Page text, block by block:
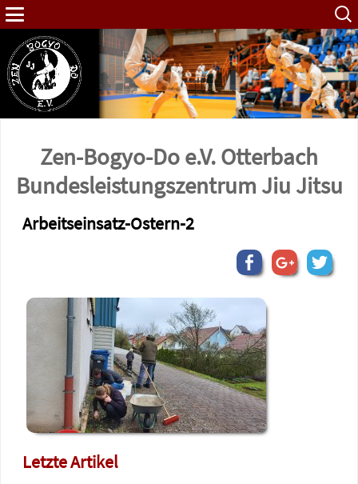
Suche
nach:
Zen-Bogyo-Do e.V. Otterbach
Bundes­leistungs­zentrum Jiu Jitsu
Arbeitseinsatz-Ostern-2
Letzte Artikel